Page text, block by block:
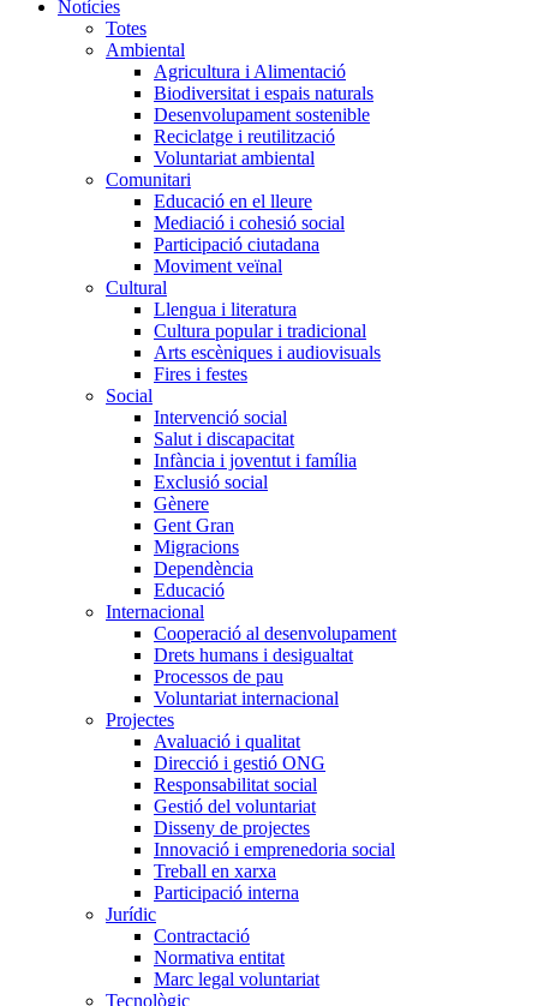
Navegació
principal
Notícies
Totes
Ambiental
Agricultura i Alimentació
Biodiversitat i espais naturals
Desenvolupament sostenible
Reciclatge i reutilització
Voluntariat ambiental
Comunitari
Educació en el lleure
Mediació i cohesió social
Participació ciutadana
Moviment veïnal
Cultural
Llengua i literatura
Cultura popular i tradicional
Arts escèniques i audiovisuals
Fires i festes
Social
Intervenció social
Salut i discapacitat
Infància i joventut i família
Exclusió social
Gènere
Gent Gran
Migracions
Dependència
Educació
Internacional
Cooperació al desenvolupament
Drets humans i desigualtat
Processos de pau
Voluntariat internacional
Projectes
Avaluació i qualitat
Direcció i gestió ONG
Responsabilitat social
Gestió del voluntariat
Disseny de projectes
Innovació i emprenedoria social
Treball en xarxa
Participació interna
Jurídic
Contractació
Normativa entitat
Marc legal voluntariat
Tecnològic